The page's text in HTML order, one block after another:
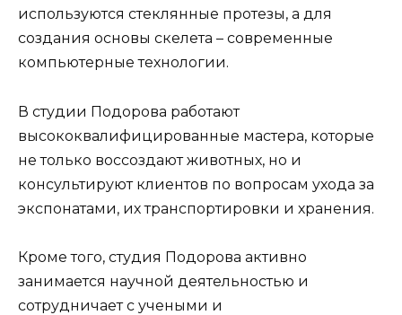
используются стеклянные протезы, а для
создания основы скелета – современные
компьютерные технологии.
В студии Подорова работают
высококвалифицированные мастера, которые
не только воссоздают животных, но и
консультируют клиентов по вопросам ухода за
экспонатами, их транспортировки и хранения.
Кроме того, студия Подорова активно
занимается научной деятельностью и
сотрудничает с учеными и